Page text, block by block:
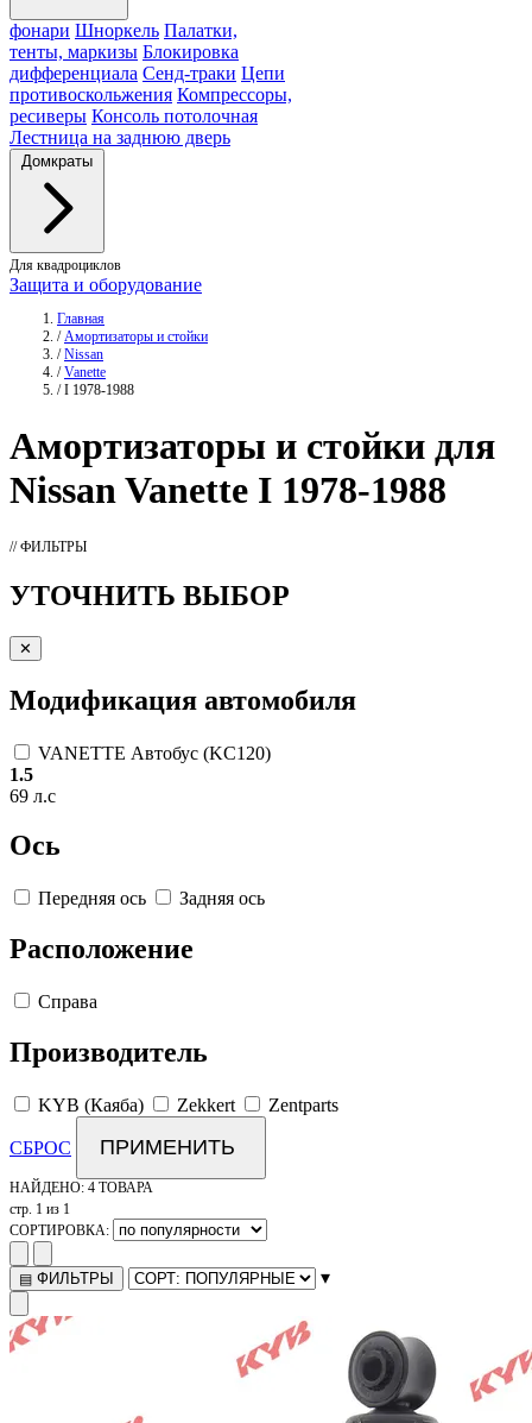
фонари Шноркель Палатки,
тенты, маркизы Блокировка
дифференциала Сенд-траки Цепи
противоскольжения Компрессоры,
ресиверы Консоль потолочная
Лестница на заднюю дверь
Домкраты
Для квадроциклов
Защита и оборудование
Главная
/ Амортизаторы и стойки
/ Nissan
/ Vanette
/ I 1978-1988
Амортизаторы и стойки для
Nissan Vanette I 1978-1988
// ФИЛЬТРЫ
УТОЧНИТЬ ВЫБОР
✕
Модификация автомобиля
VANETTE Автобус (KC120)
1.5
69 л.с
Ось
Передняя ось Задняя ось
Расположение
Справа
Производитель
KYB (Каяба) Zekkert Zentparts
СБРОС ПРИМЕНИТЬ
НАЙДЕНО: 4 ТОВАРА
стр. 1 из 1
СОРТИРОВКА:
▤ ФИЛЬТРЫ ▾